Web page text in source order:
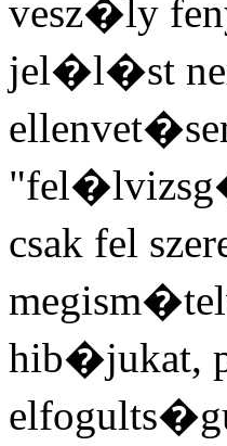
vesz�ly
jel�l�st
csak fel
hib�jukat,